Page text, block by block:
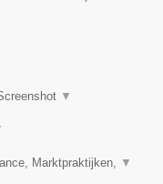
▼
Marktpraktijken, ▼